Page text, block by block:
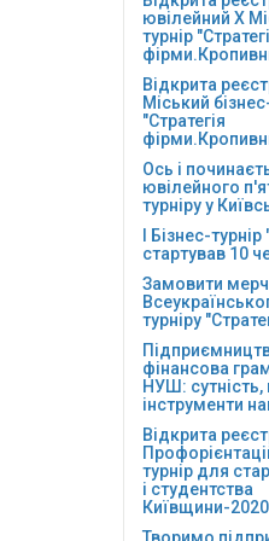
ювілейний Х
турнір
Відкрита
Міський
"Стратегія
Ось і
ювілейного
турніру у
І Бізнес-
стартував 10
Замовити мерч
турніру
фінансова
НУШ: сутність,
інструменти
Відкрита
турнір для
і студентства
Київщини-2020
Творимо